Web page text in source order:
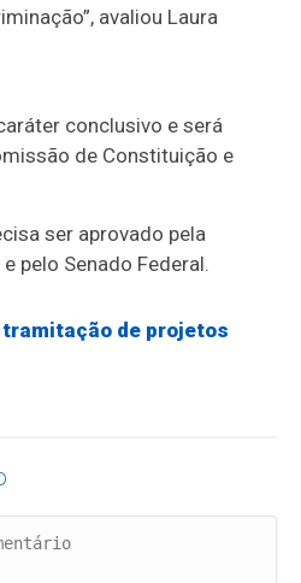
avaliou Laura
conclusivo e será
de Constituição e
ser aprovado pela
pelo Senado Federal.
de projetos